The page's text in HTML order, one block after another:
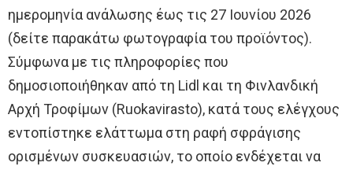
ημερομηνία ανάλωσης έως τις 27 Ιουνίου 2026
(δείτε παρακάτω φωτογραφία του προϊόντος).
Σύμφωνα με τις πληροφορίες που
δημοσιοποιήθηκαν από τη Lidl και τη Φινλανδική
Αρχή Τροφίμων (Ruokavirasto), κατά τους ελέγχους
εντοπίστηκε ελάττωμα στη ραφή σφράγισης
ορισμένων συσκευασιών, το οποίο ενδέχεται να